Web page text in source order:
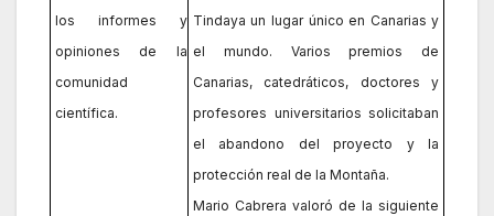
los informes y
opiniones de la
comunidad
científica.
Tindaya un lugar único en Canarias y
el mundo. Varios premios de
Canarias, catedráticos, doctores y
profesores universitarios solicitaban
el abandono del proyecto y la
protección real de la Montaña.
Mario Cabrera valoró de la siguiente